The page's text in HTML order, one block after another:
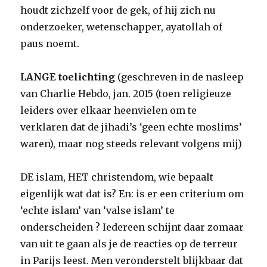
houdt zichzelf voor de gek, of hij zich nu
onderzoeker, wetenschapper, ayatollah of
paus noemt.
LANGE toelichting (geschreven in de nasleep
van Charlie Hebdo, jan. 2015 (toen religieuze
leiders over elkaar heenvielen om te
verklaren dat de jihadi’s ‘geen echte moslims’
waren), maar nog steeds relevant volgens mij)
DE islam, HET christendom, wie bepaalt
eigenlijk wat dat is? En: is er een criterium om
‘echte islam’ van ‘valse islam’ te
onderscheiden ? Iedereen schijnt daar zomaar
van uit te gaan als je de reacties op de terreur
in Parijs leest. Men veronderstelt blijkbaar dat